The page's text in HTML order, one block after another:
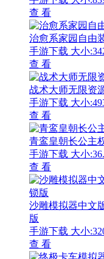
查 看
治愈系家园自由
手游下载 大小
查 看
战术大师无限资
手游下载 大小
查 看
青鸾皇朝长公主
手游下载 大小
查 看
沙雕模拟器中文
版
手游下载 大小
查 看